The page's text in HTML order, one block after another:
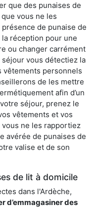
que des punaises de
vous ne les
de punaise de
réception pour une
ou changer carrément
séjour vous détectiez la
vêtements personnels
de les mettre
afin d’un
séjour, prenez le
vêtements et vos
vous ne les rapportiez
avérée de punaises de
valise et de son
de lit à domicile
dans l'Ardèche,
d’emmagasiner des